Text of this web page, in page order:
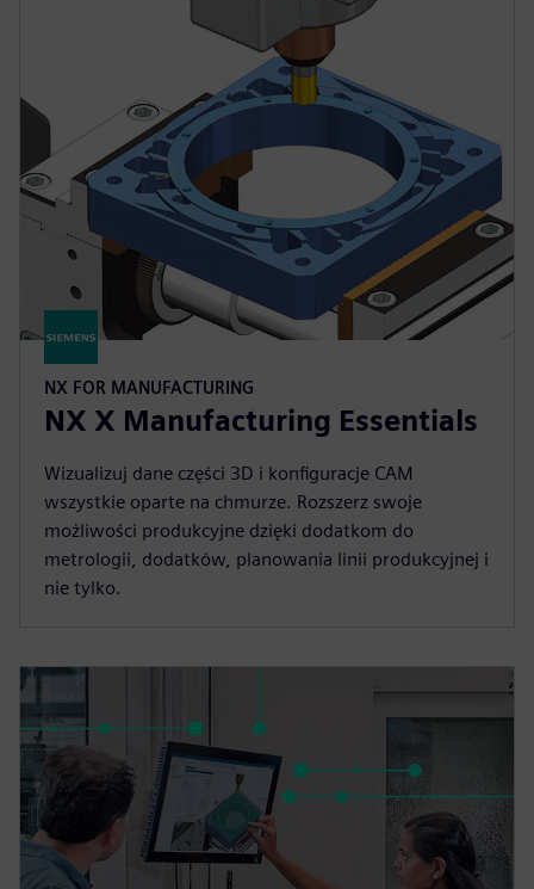
NX FOR MANUFACTURING
NX X Manufacturing Essentials
Wizualizuj dane części 3D i konfiguracje CAM
wszystkie oparte na chmurze. Rozszerz swoje
możliwości produkcyjne dzięki dodatkom do
metrologii, dodatków, planowania linii produkcyjnej i
nie tylko.